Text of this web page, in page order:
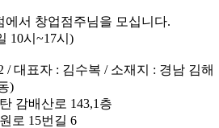
서 창업점주님을 모십니다.
10시~17시)
/ 대표자 : 김수복 / 소재지 : 경남 김해
)
감배산로 143,1층
로 15번길 6